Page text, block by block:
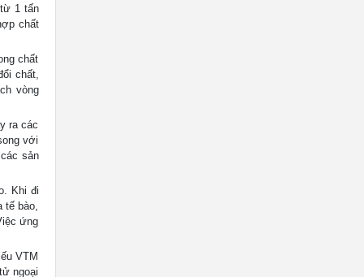
1 tấn
chất
chất
chất,
vòng
ra các
với
sản
Khi đi
tế bào,
ứng
VTM
ngoại